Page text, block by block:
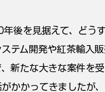
後を見据えて、どう
テム開発や紅茶輸入
新たな大きな案件を
かかってきましたが